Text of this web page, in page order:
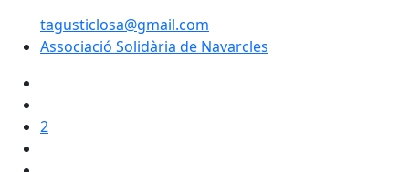
tagusticlosa@gmail.com
Associació Solidària de Navarcles
2